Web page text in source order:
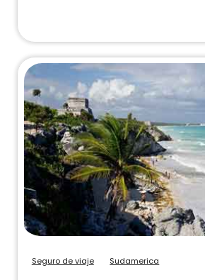
Seguro de viaje Sudamerica